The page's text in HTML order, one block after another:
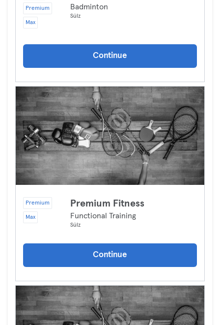
Premium
Max
Badminton
Sülz
Continue
Premium
Max
Premium Fitness
Functional Training
Sülz
Continue